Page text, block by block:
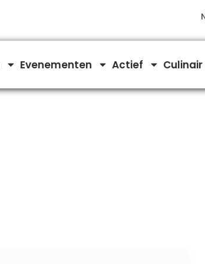
Evenementen Actief Culinair